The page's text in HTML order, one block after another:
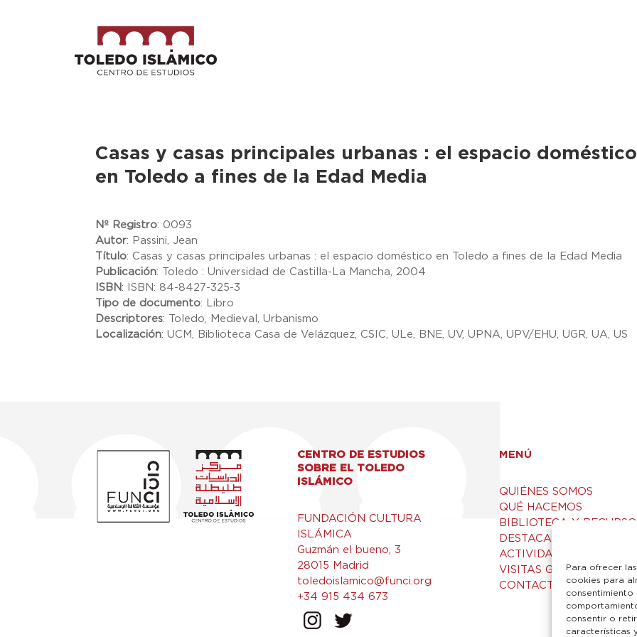
Para ofrecer
cookies para
consentir o
características
Casas y casas principales urbanas : el espacio doméstico
en Toledo a fines de la Edad Media
Nº Registro:0093
Autor: Passini, Jean
Título: Casas y casas principales urbanas : el espacio doméstico en Toledo a fines de la Edad Media
Publicación:
Toledo : Universidad de Castilla-La Mancha, 2004
ISBN:
ISBN: 84-8427-325-3
Tipo de documento: Libro
Descriptores:
Toledo, Medieval, Urbanismo
Localización:UCM, Biblioteca Casa de Velázquez, CSIC, ULe, BNE, UV, UPNA, UPV/EHU, UGR, UA, US
CENTRO DE ESTUDIOS
SOBRE EL TOLEDO
ISLÁMICO
FUNDACIÓN CULTURA
ISLÁMICA
Guzmán el bueno, 3
28015 Madrid
toledoislamico@funci.org
+34 915 434 673
MENÚ
QUIÉNES SOMOS
QUÉ HACEMOS
BIBLIOTECA Y
DESTACADOS
ACTIVIDADES
VISITAS GUIADAS
CONTACTO